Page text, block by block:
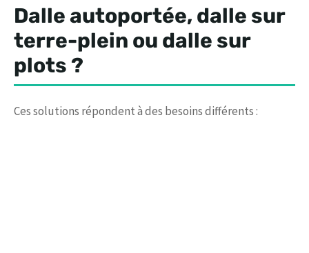
Dalle autoportée, dalle sur
terre-plein ou dalle sur
plots ?
Ces solutions répondent à des besoins différents :